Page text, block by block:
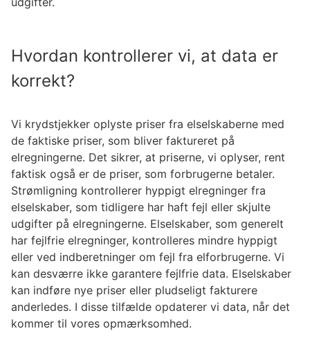
Hvordan kontrollerer vi, at data er
korrekt?
Vi krydstjekker oplyste priser fra elselskaberne med
de faktiske priser, som bliver faktureret på
elregningerne. Det sikrer, at priserne, vi oplyser, rent
faktisk også er de priser, som forbrugerne betaler.
Strømligning kontrollerer hyppigt elregninger fra
elselskaber, som tidligere har haft fejl eller skjulte
udgifter på elregningerne. Elselskaber, som generelt
har fejlfrie elregninger, kontrolleres mindre hyppigt
eller ved indberetninger om fejl fra elforbrugerne. Vi
kan desværre ikke garantere fejlfrie data. Elselskaber
kan indføre nye priser eller pludseligt fakturere
anderledes. I disse tilfælde opdaterer vi data, når det
kommer til vores opmærksomhed.